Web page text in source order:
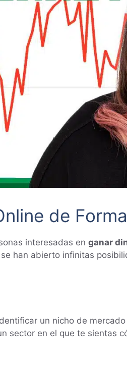
de
interesadas en ganar
han abierto infinitas
un nicho de
sector en el que te sientas